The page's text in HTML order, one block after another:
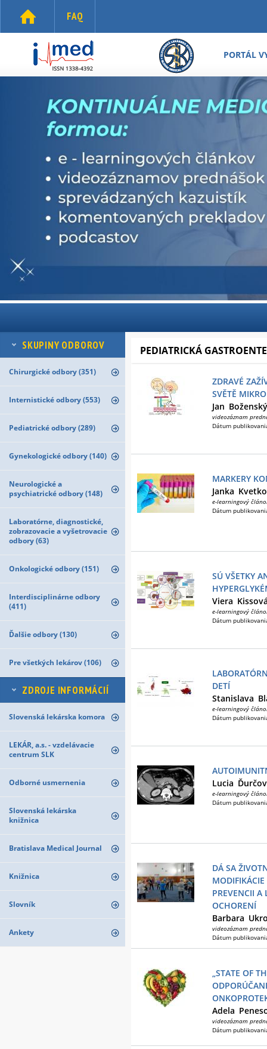
FAQ
PORTÁL
SKUPINY ODBOROV
Chirurgické odbory (351)
Internistické odbory (553)
Pediatrické odbory (289)
Gynekologické odbory (140)
Neurologické a
psychiatrické odbory (148)
Laboratórne, diagnostické,
zobrazovacie a vyšetrovacie
odbory (63)
Onkologické odbory (151)
Interdisciplinárne odbory
(411)
Ďalšie odbory (130)
Pre všetkých lekárov (106)
ZDROJE INFORMÁCIÍ
Slovenská lekárska komora
LEKÁR, a.s. - vzdelávacie
centrum SLK
Odborné usmernenia
Slovenská lekárska
knižnica
Bratislava Medical Journal
Knižnica
Slovník
Ankety
PEDIATRICKÁ
ZDRAVÉ
SVĚTĚ
Jan Boženský
videozáznam
Dátum
MARKERY
Janka
e-learningový
Dátum
SÚ VŠETKY
Viera
e-learningový
Dátum
DETÍ
Stanislava
e-learningový
Dátum
Lucia
e-learningový
Dátum
DÁ SA
PREVENCII A
OCHORENÍ
Barbara
videozáznam
Dátum
„STATE OF
Adela
videozáznam
Dátum